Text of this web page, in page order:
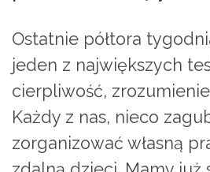
Ostatnie półtora
jeden z największych
cierpliwość,
Każdy z nas, nieco
zorganizować własną